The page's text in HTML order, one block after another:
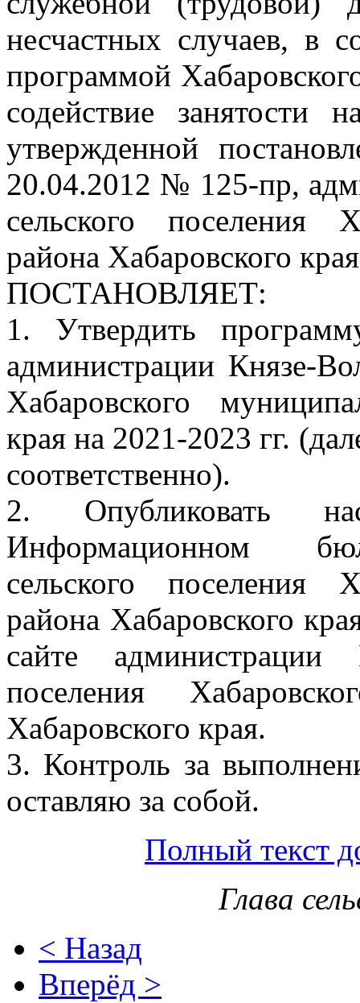
несчастных случаев, в
программой
содействие занятости
утвержденной
20.04.2012 № 125-пр,
сельского поселения
района Хабаровского края
ПОСТАНОВЛЯЕТ:
1. Утвердить
администрации Князе-
Хабаровского
края на 2021-2023 гг.
соответственно).
2. Опубликовать
Информационном
сельского поселения
района Хабаровского
сайте администрации
поселения
Хабаровского края.
3. Контроль за
оставляю за собой.
Полный текст
Глава
< Назад
Вперёд >